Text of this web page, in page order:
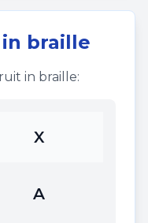
in braille
in braille:
X
A